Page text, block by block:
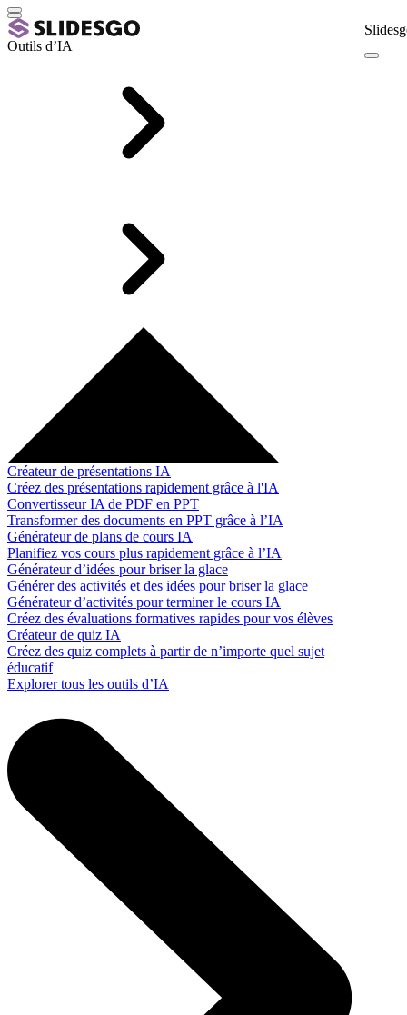
Outils d’IA
Créateur de présentations IA
Créez des présentations rapidement grâce à l'IA
Convertisseur IA de PDF en PPT
Transformer des documents en PPT grâce à l’IA
Générateur de plans de cours IA
Planifiez vos cours plus rapidement grâce à l’IA
Générateur d’idées pour briser la glace
Générer des activités et des idées pour briser la glace
Générateur d’activités pour terminer le cours IA
Créez des évaluations formatives rapides pour vos élèves
Créateur de quiz IA
Créez des quiz complets à partir de n’importe quel sujet
éducatif
Explorer tous les outils d’IA